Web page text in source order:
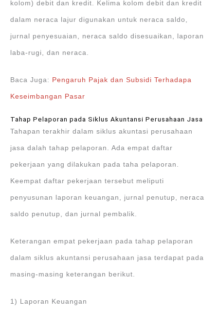
kolom) debit dan kredit. Kelima kolom debit dan kredit
dalam neraca lajur digunakan untuk neraca saldo,
jurnal penyesuaian, neraca saldo disesuaikan, laporan
laba-rugi, dan neraca.
Baca Juga: Pengaruh Pajak dan Subsidi Terhadapa
Keseimbangan Pasar
Tahap Pelaporan pada Siklus Akuntansi Perusahaan Jasa
Tahapan terakhir dalam siklus akuntasi perusahaan
jasa dalah tahap pelaporan. Ada empat daftar
pekerjaan yang dilakukan pada taha pelaporan.
Keempat daftar pekerjaan tersebut meliputi
penyusunan laporan keuangan, jurnal penutup, neraca
saldo penutup, dan jurnal pembalik.
Keterangan empat pekerjaan pada tahap pelaporan
dalam siklus akuntansi perusahaan jasa terdapat pada
masing-masing keterangan berikut.
1) Laporan Keuangan